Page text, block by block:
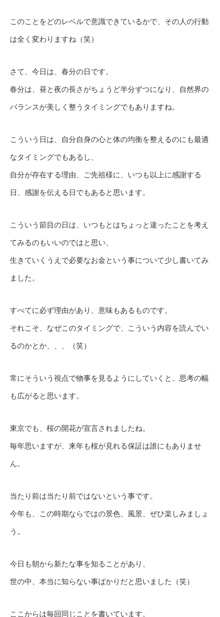
このことをどのレベルで意識できているかで、その人の行動
は全く変わりますね（笑）
さて、今日は、春分の日です。
春分は、昼と夜の長さがちょうど半分ずつになり、自然界の
バランスが美しく整うタイミングでもありますね。
こういう日は、自分自身の心と体の均衡を整えるのにも最適
なタイミングでもあるし、
自分が存在する理由、ご先祖様に、いつも以上に感謝する
日、感謝を伝える日でもあると思います。
こういう節目の日は、いつもとはちょっと違ったことを考え
てみるのもいいのではと思い、
生きていくうえで必要なお金という事について少し書いてみ
ました。
すべてに必ず理由があり、意味もあるものです。
それこそ、なぜこのタイミングで、こういう内容を読んでい
るのかとか、、、（笑）
常にそういう視点で物事を見るようにしていくと、思考の幅
も広がると思います。
東京でも、桜の開花が宣言されましたね。
毎年思いますが、来年も桜が見れる保証は誰にもありませ
ん。
当たり前は当たり前ではないという事です。
今年も、この時期ならではの景色、風景、ぜひ楽しみましょ
う。
今日も朝から新たな事を知ることがあり、
世の中、本当に知らない事ばかりだと思いました（笑）
ここからは毎回同じことを書いています。